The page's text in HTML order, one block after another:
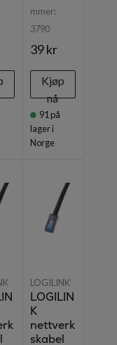
mmer:
3790
39 kr
Kjøp
nå
91 på
lager i
Norge
LOGILINK
LOGILIN
K
nettverk
skabel